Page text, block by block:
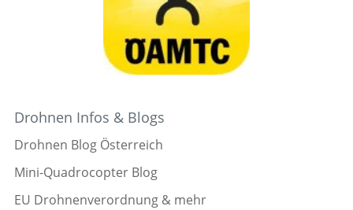
Drohnen Infos & Blogs
Drohnen Blog Österreich
Mini-Quadrocopter Blog
EU Drohnenverordnung & mehr